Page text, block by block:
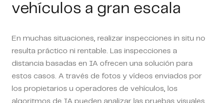
vehículos a gran escala
En muchas situaciones, realizar inspecciones in situ no
resulta práctico ni rentable. Las inspecciones a
distancia basadas en IA ofrecen una solución para
estos casos. A través de fotos y vídeos enviados por
los propietarios u operadores de vehículos, los
algoritmos de IA pueden analizar las pruebas visuales